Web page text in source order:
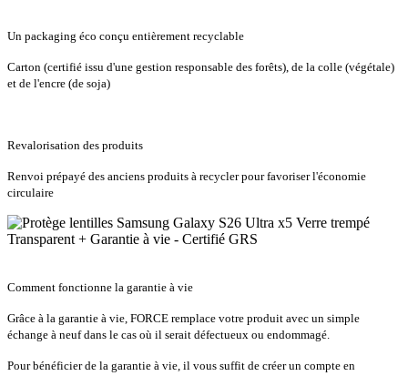
Un packaging éco conçu entièrement recyclable
Carton (certifié issu d'une gestion responsable des forêts), de la colle (végétale)
et de l'encre (de soja)
Revalorisation des produits
Renvoi prépayé des anciens produits à recycler pour favoriser l'économie
circulaire
Comment fonctionne la garantie à vie
Grâce à la garantie à vie, FORCE remplace votre produit avec un simple
échange à neuf dans le cas où il serait défectueux ou endommagé.
Pour bénéficier de la garantie à vie, il vous suffit de créer un compte en